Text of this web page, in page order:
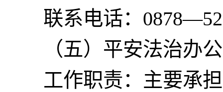
联系电话：
（五）平安法治办
工作职责：主要承